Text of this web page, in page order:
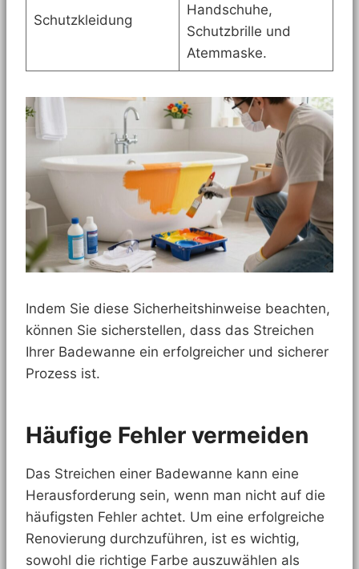
Schutzkleidung
Handschuhe,
Schutzbrille und
Atemmaske.
Indem Sie diese Sicherheitshinweise beachten,
können Sie sicherstellen, dass das Streichen
Ihrer Badewanne ein erfolgreicher und sicherer
Prozess ist.
Häufige Fehler vermeiden
Das Streichen einer Badewanne kann eine
Herausforderung sein, wenn man nicht auf die
häufigsten Fehler achtet. Um eine erfolgreiche
Renovierung durchzuführen, ist es wichtig,
sowohl die richtige Farbe auszuwählen als